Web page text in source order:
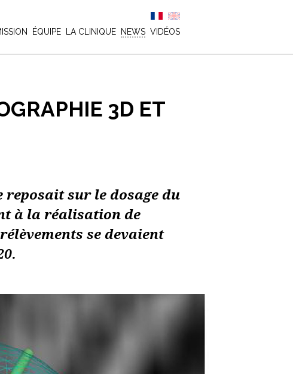
ÉQUIPE LA CLINIQUE NEWS VIDÉOS
3D ET
reposait sur le dosage du
à la réalisation de
se devaient